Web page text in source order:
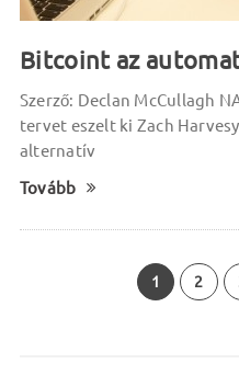
Bitcoint az
Szerző: Declan McCullagh
tervet eszelt ki Zach
alternatív
Tovább
1 2